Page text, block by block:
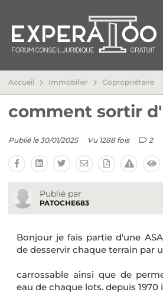
Accueil Immobilier Copropriétaire
comment sortir
Publié le 30/01/2025 Vu 1288 fois 2
Publié par
PATOCHE683
Bonjour je fais partie d'une
de desservir chaque terrain par
carrossable ainsi que de
eau de chaque lots. depuis 1970